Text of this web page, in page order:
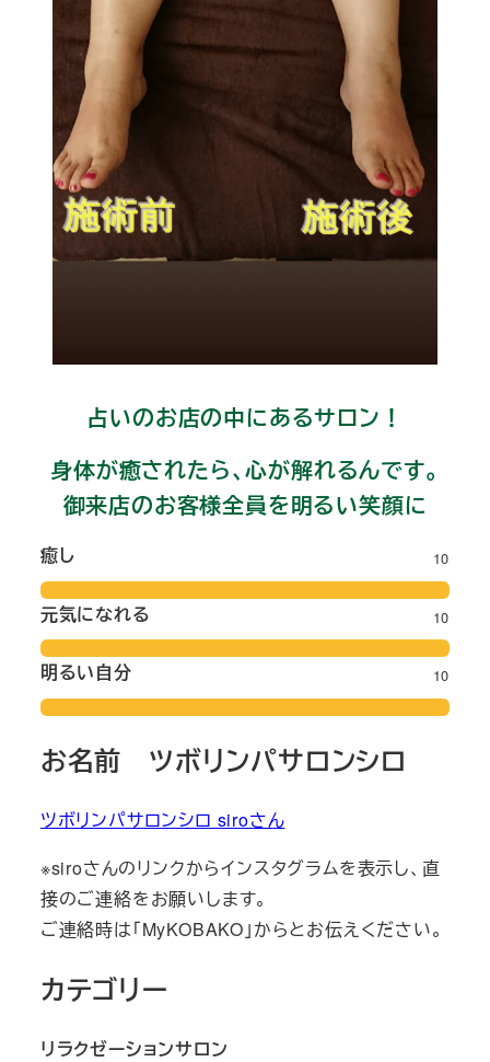
占いのお店の中にあるサロン！
身体が癒されたら、心が解れるんです。
御来店のお客様全員を明るい笑顔に
癒し 10
元気になれる 10
明るい自分 10
お名前 ツボリンパサロンシロ
ツボリンパサロンシロ siroさん
※siroさんのリンクからインスタグラムを表示し、直
接のご連絡をお願いします。
ご連絡時は「MyKOBAKO」からとお伝えください。
カテゴリー
リラクゼーションサロン